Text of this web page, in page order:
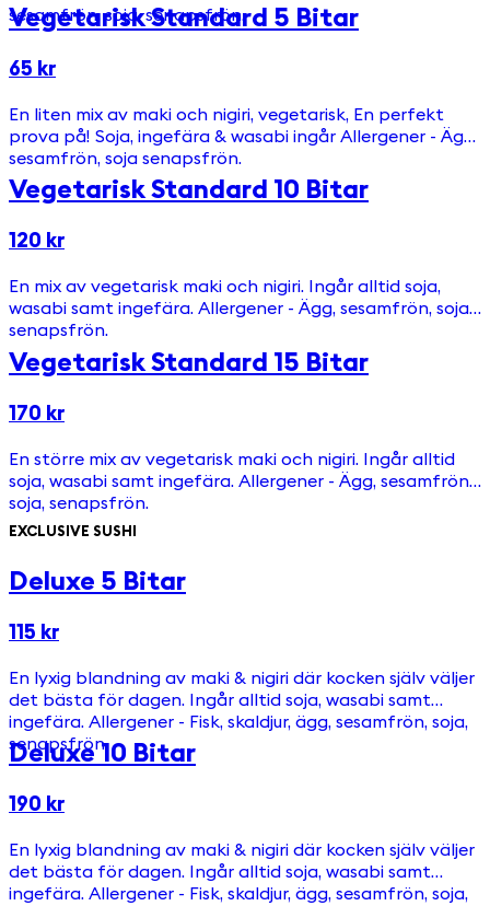
sesamfrön, soja, senapsfrön.
Vegetarisk Standard 5 Bitar
65 kr
En liten mix av maki och nigiri, vegetarisk, En perfekt
prova på! Soja, ingefära & wasabi ingår Allergener - Ägg,
sesamfrön, soja senapsfrön.
Vegetarisk Standard 10 Bitar
120 kr
En mix av vegetarisk maki och nigiri. Ingår alltid soja,
wasabi samt ingefära. Allergener - Ägg, sesamfrön, soja,
senapsfrön.
Vegetarisk Standard 15 Bitar
170 kr
En större mix av vegetarisk maki och nigiri. Ingår alltid
soja, wasabi samt ingefära. Allergener - Ägg, sesamfrön,
soja, senapsfrön.
EXCLUSIVE SUSHI
Deluxe 5 Bitar
115 kr
En lyxig blandning av maki & nigiri där kocken själv väljer
det bästa för dagen. Ingår alltid soja, wasabi samt
ingefära. Allergener - Fisk, skaldjur, ägg, sesamfrön, soja,
senapsfrön.
Deluxe 10 Bitar
190 kr
En lyxig blandning av maki & nigiri där kocken själv väljer
det bästa för dagen. Ingår alltid soja, wasabi samt
ingefära. Allergener - Fisk, skaldjur, ägg, sesamfrön, soja,